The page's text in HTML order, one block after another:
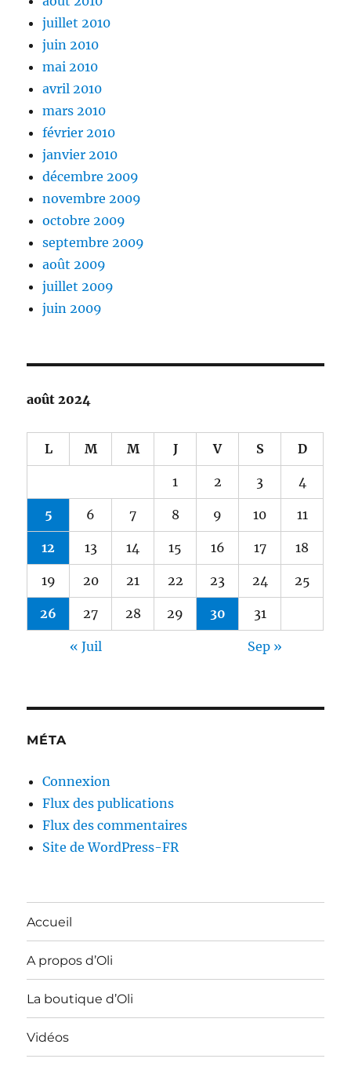
juillet 2010
juin 2010
mai 2010
avril 2010
mars 2010
février 2010
janvier 2010
décembre 2009
novembre 2009
octobre 2009
septembre 2009
août 2009
juillet 2009
juin 2009
août 2024
L M M J V S D
1 2 3 4
5 6 7 8 9 10 11
12 13 14 15 16 17 18
19 20 21 22 23 24 25
26 27 28 29 30 31
« Juil Sep »
MÉTA
Connexion
Flux des publications
Flux des commentaires
Site de WordPress-FR
Accueil
A propos d’Oli
La boutique d’Oli
Vidéos